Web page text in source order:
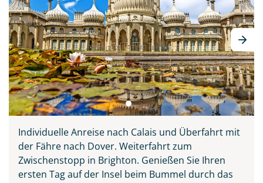
Teile diese Reise
Individuelle Anreise nach Calais und Überfahrt mit
der Fähre nach Dover. Weiterfahrt zum
Zwischenstopp in Brighton. Genießen Sie Ihren
ersten Tag auf der Insel beim Bummel durch das